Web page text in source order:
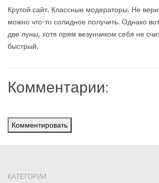
Крутой сайт. Классные модераторы. Не
можно что-то солидное получить. Однако
две луны, хотя прям везунчиком себя не
быстрый.
Комментарии:
Комментировать
КАТЕГОРИИ